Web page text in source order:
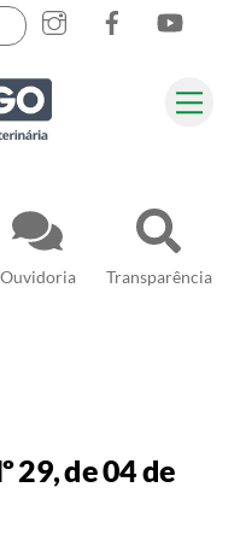
Ouvidoria Transparência
29, de 04 de